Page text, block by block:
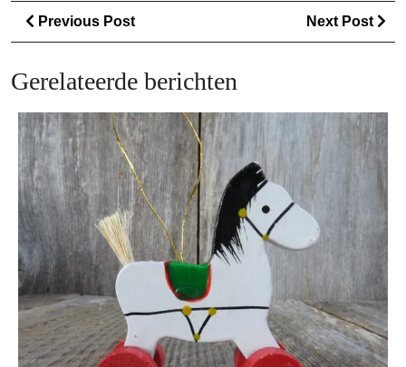
Berichtnavigatie
Previous PostPrevious
Post
Next Post
Gerelateerde berichten